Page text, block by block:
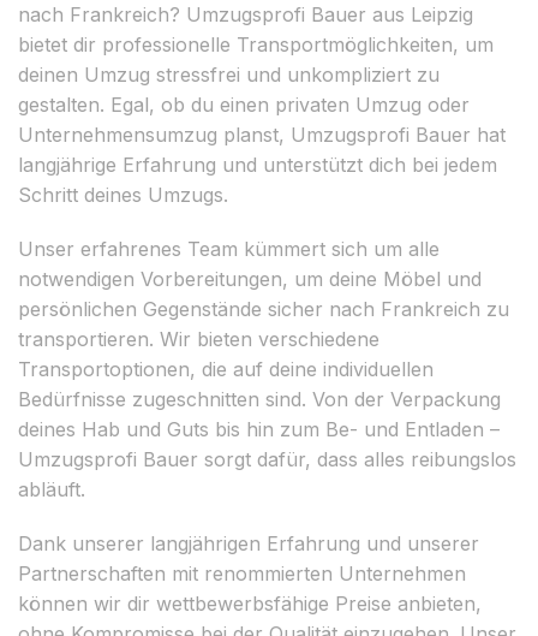
nach Frankreich? Umzugsprofi Bauer aus Leipzig
bietet dir professionelle Transportmöglichkeiten, um
deinen Umzug stressfrei und unkompliziert zu
gestalten. Egal, ob du einen privaten Umzug oder
Unternehmensumzug planst, Umzugsprofi Bauer hat
langjährige Erfahrung und unterstützt dich bei jedem
Schritt deines Umzugs.
Unser erfahrenes Team kümmert sich um alle
notwendigen Vorbereitungen, um deine Möbel und
persönlichen Gegenstände sicher nach Frankreich zu
transportieren. Wir bieten verschiedene
Transportoptionen, die auf deine individuellen
Bedürfnisse zugeschnitten sind. Von der Verpackung
deines Hab und Guts bis hin zum Be- und Entladen –
Umzugsprofi Bauer sorgt dafür, dass alles reibungslos
abläuft.
Dank unserer langjährigen Erfahrung und unserer
Partnerschaften mit renommierten Unternehmen
können wir dir wettbewerbsfähige Preise anbieten,